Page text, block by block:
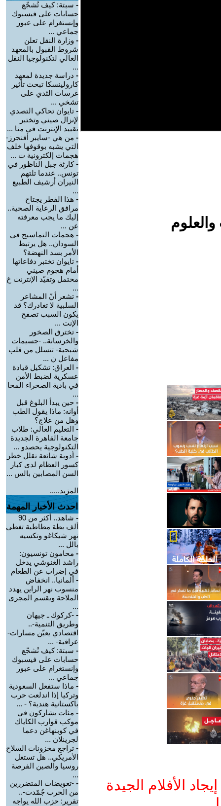
الأفلام الجيدة
- سبتة: كيف تُشجّع
حسابات على فيسبوك
وإنستغرام على عبور
جماعي ...
- وزارة النقل تعلن
شروط القبول بالمعهد
العالي لتكنولوجيا النقل
...
- دراسة جديدة لمعهد
كارولينسكا تبحث تأثير
غرسات الثدي على
تشخي ...
- تايوان تحاكي التصدي
لإنزال صيني وتختبر
تقييد الإنترنت في منا ...
- من هي -سايبر أفنجرز-
التي يشبه بوقوفها خلف
هجمات إلكترونية ت ...
-كارثة جبل الناظور في
تونس.. عندما تلتهم
النيران أرشيف الطبيع
...
- هذا الفطر يجتاح
مرافق الرعاية الصحية..
إليك ما يجب معرفته
عن ...
- هجمات التماسيح في
السودان.. هل يرتبط
الأمر بسد النهضة؟
- تايوان تختبر دفاعاتها
أمام هجوم صيني
محتمل وتقيّد الإنترنت خ
...
- تشعر أنّ المشاعر
السلبية لا تغادرك؟ قد
يكون السبب تصفح
الإنت ...
- تخترق الصخور
والخرسانة.. -جسيمات
شبحية- تتسلل من قلب
مفاعل ن ...
- العراق: تشكيل قيادة
عسكرية لضبط الأمن
في بادية الصحراء المحا
...
- حين يبدأ البلوغ قبل
أوانه: ماذا يقول الطب
وهل من علاج؟
- التعليم العالي: طلاب
جامعة القاهرة الجديدة
التكنولوجية يحصدو ...
- أدوية شائعة تقلل خطر
كسور العظام لدى كبار
السن المصابين بالس ...
المزيد.....
احدث الأخبار المهمة
-
شاهد.. أكثر من 90
ألف بطة مطاطية تغطي
نهر شيكاغو وتكسيه
بالل ...
- محامون تونسيون:
راشد الغنوشي يدخل
في إضراب عن الطعام
- ألمانيا.. انخفاض
منسوب نهر الراين يهدد
الملاحة ويقسم المجرى
...
- -كركوك ـ جيهان
وطريق التنمية-..
اقتصادي يعيّن مسارات-
عراقية- ...
- سبتة: كيف تُشجّع
حسابات على فيسبوك
وإنستغرام على عبور
جماعي ...
- ماذا ستفعل السعودية
وتركيا إذا اندلعت حرب
باكستانية هندية؟ - ...
- مئات يشاركون في
موكب قوارب الكاياك
في كوبنهاغن دعما
لجرينلان ...
- تراجع مخزونات السلاح
الأمريكي.. هل تستغل
روسيا والصين الفرصة
...
- -تعويضات المتضررين
من الحرب جُمّدت-..
تقرير: حزب الله يواجه